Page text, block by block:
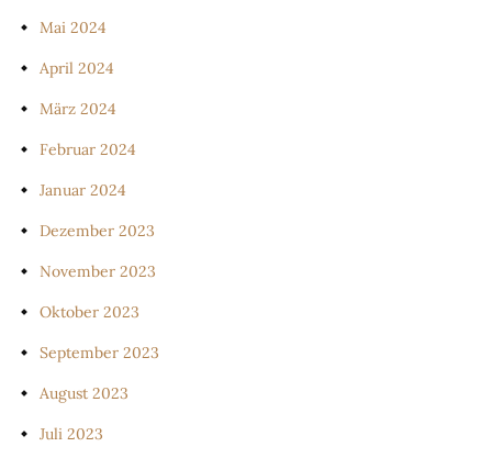
Mai 2024
April 2024
März 2024
Februar 2024
Januar 2024
Dezember 2023
November 2023
Oktober 2023
September 2023
August 2023
Juli 2023